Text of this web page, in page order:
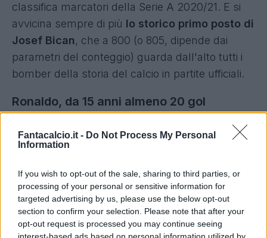
Fantacalcio.it - Do Not Process My Personal
Information
If you wish to opt-out of the sale, sharing to third parties, or
processing of your personal or sensitive information for
targeted advertising by us, please use the below opt-out
section to confirm your selection. Please note that after your
opt-out request is processed you may continue seeing
classifica marcatori della Serie A 2020/21. E si
avvicina sempre di più lo storico primo posto di
Josef Bican, che a 800 (o 805, dipende dai
parametri del conteggio) guarda dall'alto tutti i
bomber della storia del calcio in partite ufficiali.
Ronaldo, da 15 anni almeno 20 gol
Guardando al presente e all'impatto del
portoghese in questo campionato, i numeri
traguardo dei 20 gol stagionali, quando siamo
solo a inizio gennaio, perla 15 astagione
consecutiva. Una macchina da gol tra
Manchester United, Real Madrid e Juventus che